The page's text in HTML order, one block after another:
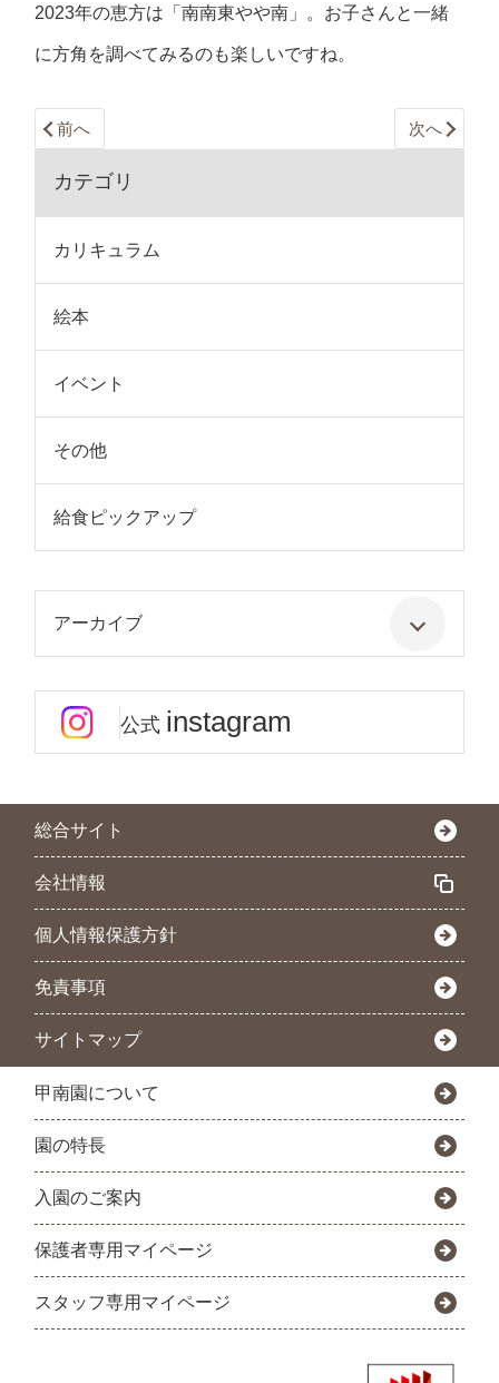
2023年の恵方は「南南東やや南」。お子さんと一緒
に方角を調べてみるのも楽しいですね。
前へ 次へ
カテゴリ
カリキュラム
絵本
イベント
その他
給食ピックアップ
アーカイブ
公式 instagram
総合サイト
会社情報
個人情報保護方針
免責事項
サイトマップ
甲南園について
園の特長
入園のご案内
保護者専用マイページ
スタッフ専用マイページ